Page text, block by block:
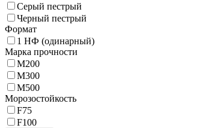
Серый пестрый
Черный пестрый
Формат
1 НФ (одинарный)
Марка прочности
М200
М300
М500
Морозостойкость
F75
F100